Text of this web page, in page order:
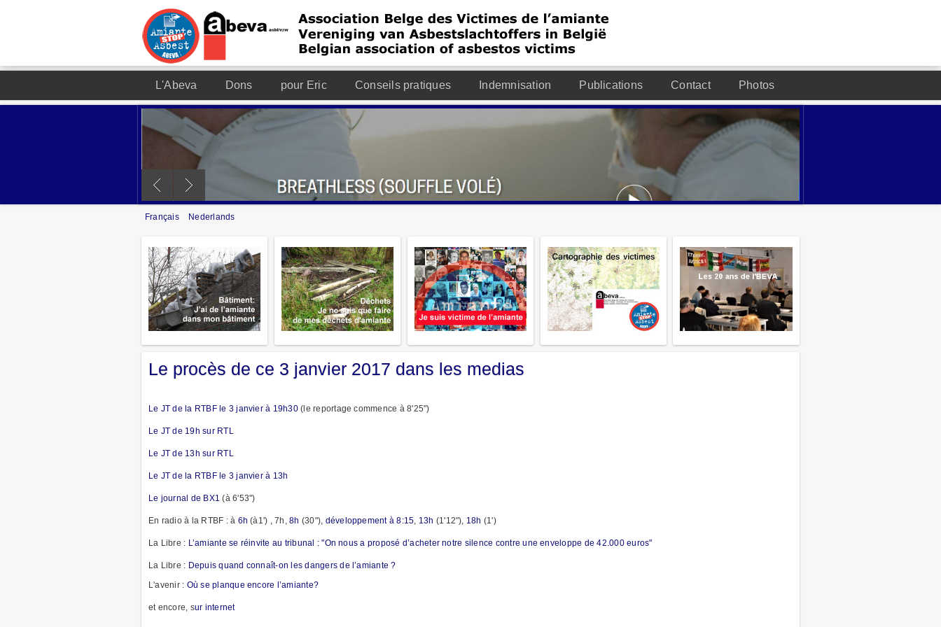
L'Abeva Dons pour Eric Conseils pratiques Indemnisation Publications Contact Photos
Français Nederlands
Le procès de ce 3 janvier 2017 dans les medias
Le JT de la RTBF le 3 janvier à 19h30(le reportage commence à 8'25")
Le JT de 19h sur RTL
Le JT de 13h sur RTL
Le JT de la RTBF le 3 janvier à 13h
Le journal de BX1 (à 6'53")
En radio à la RTBF : à 6h (à1') , 7h,8h (30"), développement à 8:15 13h (1'12"), 18h (1')
La Libre : L’amiante se réinvite au tribunal : "On nous a proposé d’acheter notre silence contre une enveloppe de 42.000 euros"
La Libre : Depuis quand connaît-on les dangers de l’amiante ?
L'avenir : Où se planque encore l’amiante?
et encore, sur internet